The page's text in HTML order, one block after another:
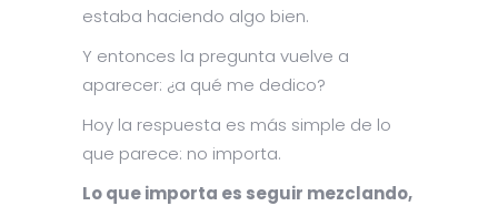
estaba haciendo algo bien.
Y entonces la pregunta vuelve a
aparecer: ¿a qué me dedico?
Hoy la respuesta es más simple de lo
que parece: no importa.
Lo que importa es seguir mezclando,